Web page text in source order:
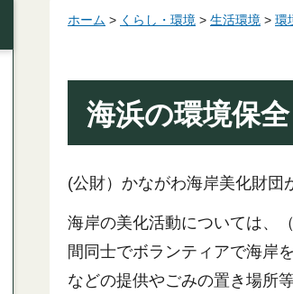
ホーム > くらし・環境 > 生活環境 > 環
海浜の環境保全
(公財）かながわ海岸美化財団
海岸の美化活動については、
間同士でボランティアで海岸
などの提供やごみの置き場所